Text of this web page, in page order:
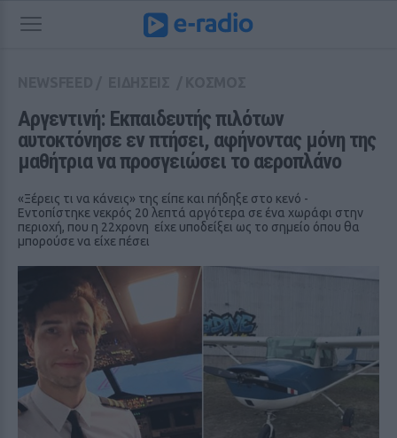
Αργεντινή: Εκπαιδευτής πιλότων
αυτοκτόνησε εν πτήσει, αφήνοντας μόνη της
μαθήτρια να προσγειώσει το αεροπλάνο
«Ξέρεις τι να κάνεις» της είπε και πήδηξε στο κενό -
Εντοπίστηκε νεκρός 20 λεπτά αργότερα σε ένα χωράφι στην
περιοχή, που η 22χρονη είχε υποδείξει ως το σημείο όπου θα
μπορούσε να είχε πέσει